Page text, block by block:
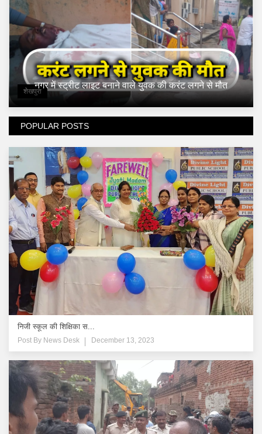
शेखपुरा
नगर में स्ट्रीट लाइट बनाने वाले युवक की करंट लगने से मौत
POPULAR POSTS
निजी स्कूल की शिक्षिका स...
Post By News Desk December 13, 2023